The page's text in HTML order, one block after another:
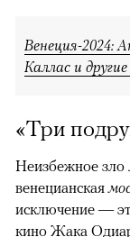
Венеция-2024:
Каллас и
«Три
Неизбежное зло
венецианская
исключение —
кино Жака